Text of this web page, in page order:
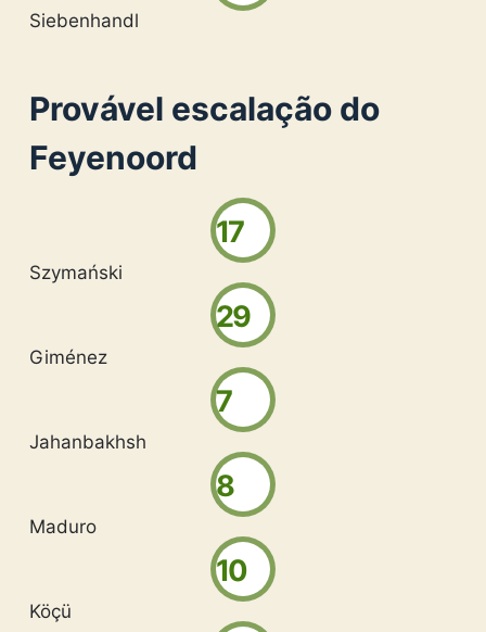
Siebenhandl
Provável escalação do
Feyenoord
17
Szymański
29
Giménez
7
Jahanbakhsh
8
Maduro
10
Köçü